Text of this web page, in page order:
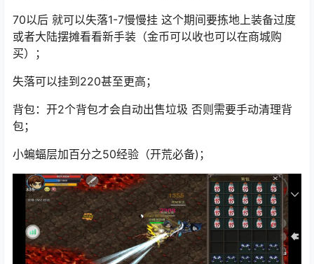
70以后 就可以失落1-7慢慢挂 这个期间要拣地上装备过度
或者大陆摆摊看看新手装（金币可以收也可以在商城购
买）；
失落可以挂到220甚至更高；
背包：开2个背包才会自动出售垃圾 否则需要手动清理背
包；
小蝙蝠层加百分之50经验（开荒必备)；